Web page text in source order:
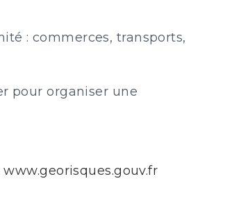
: commerces, transports,
pour organiser une
www.georisques.gouv.fr